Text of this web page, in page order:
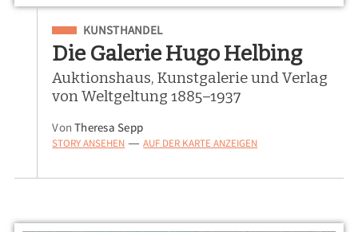
Eingeordnet unter
KUNSTHANDEL
Die Galerie Hugo Helbing
Auktionshaus, Kunstgalerie und Verlag
von Weltgeltung 1885–1937
VonTheresa Sepp
STORY ANSEHEN — AUF DER KARTE ANZEIGEN